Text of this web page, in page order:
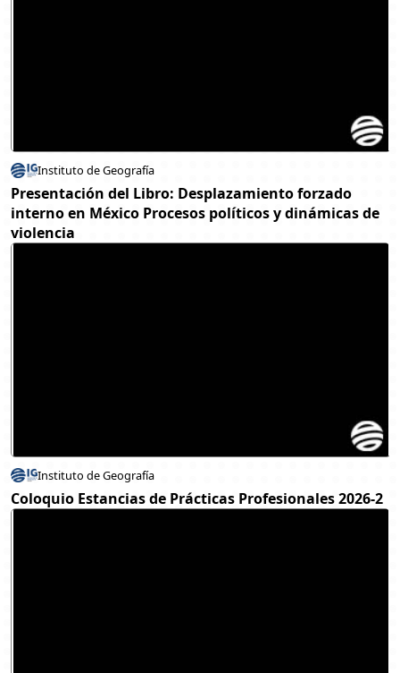
Instituto de Geografía
Presentación del Libro: Desplazamiento forzado
interno en México Procesos políticos y dinámicas de
violencia
Instituto de Geografía
Coloquio Estancias de Prácticas Profesionales 2026-2